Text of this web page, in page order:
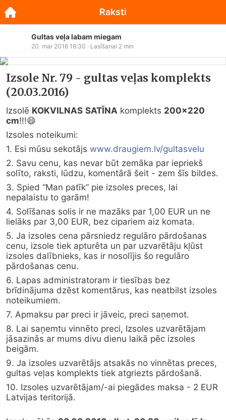
Gultas veļa labam miegam
20. mar 2016 18:30 · Lasīšanai 2 min
Izsole Nr. 79 - gultas veļas komplekts
(20.03.2016)
Izsolē KOKVILNAS SATĪNA komplekts 200x220
cm!!!😄
Izsoles noteikumi:
1. Esi mūsu sekotājs www.draugiem.lv/gultasvelu
2. Savu cenu, kas nevar būt zemāka par iepriekš
solīto, raksti, lūdzu, komentārā šeit - zem šīs bildes.
3. Spied “Man patīk” pie izsoles preces, lai
nepalaistu to garām!
4. Solīšanas solis ir ne mazāks par 1,00 EUR un ne
lielāks par 3,00 EUR, bez cipariem aiz komata.
5. Ja izsoles cena pārsniedz regulāro pārdošanas
cenu, izsole tiek apturēta un par uzvarētāju kļūst
izsoles dalībnieks, kas ir nosolījis šo regulāro
pārdošanas cenu.
6. Lapas administratoram ir tiesības bez
brīdinājuma dzēst komentārus, kas neatbilst izsoles
noteikumiem.
7. Apmaksu par preci ir jāveic, preci saņemot.
8. Lai saņemtu vinnēto preci, Izsoles uzvarētājam
jāsazinās ar mums divu dienu laikā pēc izsoles
beigām.
9. Ja izsoles uzvarētājs atsakās no vinnētas preces,
gultas veļas komplekts tiek atgriezts pārdošanā.
10. Izsoles uzvarētājam/-ai piegādes maksa - 2 EUR
Latvijas teritorijā.
Raksti